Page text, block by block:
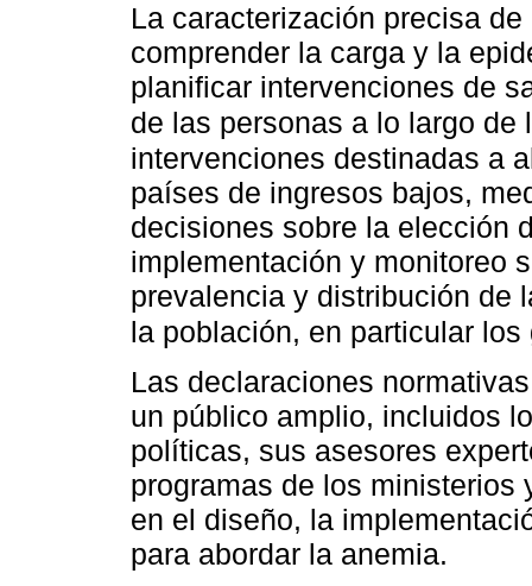
La caracterización precisa
comprender la carga y la
planificar intervenciones de
de las personas a lo largo
intervenciones destinadas a
países de ingresos bajos,
decisiones sobre la elección
implementación y monitoreo
prevalencia y distribución de
la población, en particular
Las declaraciones
un público amplio, incluidos
políticas, sus asesores
programas de los ministerios
en el diseño, la
para abordar la anemia.